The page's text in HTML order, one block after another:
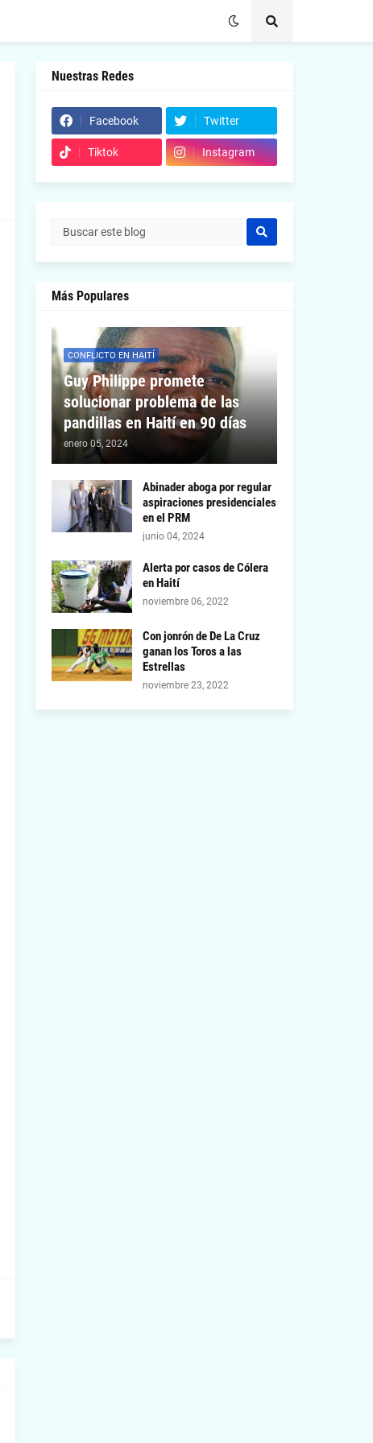
Nuestras Redes
Facebook Twitter
Tiktok Instagram
Más Populares
CONFLICTO EN HAITÍ
Guy Philippe promete
solucionar problema de las
pandillas en Haití en 90 días
enero 05, 2024
Abinader aboga por regular
aspiraciones presidenciales
en el PRM
junio 04, 2024
Alerta por casos de Cólera
en Haití
noviembre 06, 2022
Con jonrón de De La Cruz
ganan los Toros a las
Estrellas
noviembre 23, 2022